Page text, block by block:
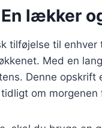
lækker
tilføjelse til
Med en
Denne
om morgenen